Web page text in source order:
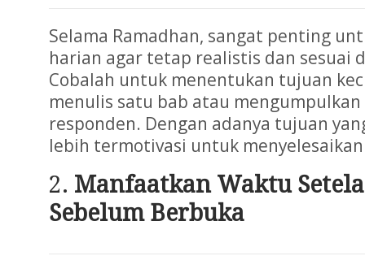
Selama Ramadhan, sangat penting
harian agar tetap realistis dan sesuai
Cobalah untuk menentukan tujuan
menulis satu bab atau
responden. Dengan adanya tujuan
lebih termotivasi untuk
Manfaatkan Waktu
Sebelum Berbuka